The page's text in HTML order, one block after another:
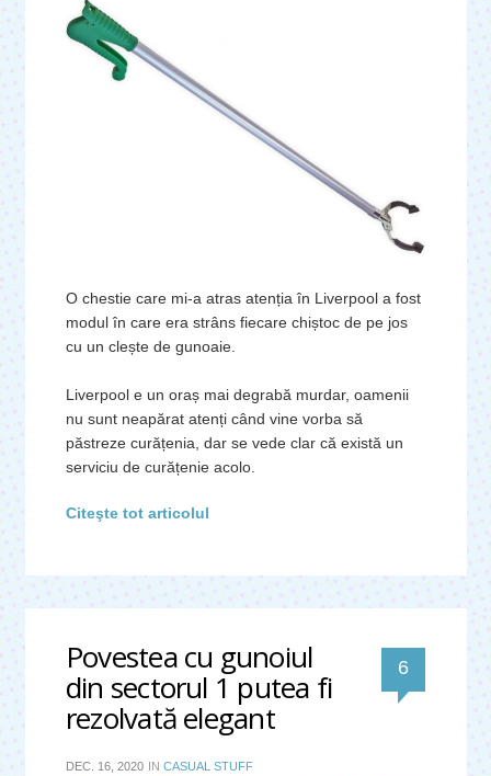
O chestie care mi-a atras atenția în Liverpool a fost
modul în care era strâns fiecare chiștoc de pe jos
cu un clește de gunoaie.
Liverpool e un oraș mai degrabă murdar, oamenii
nu sunt neapărat atenți când vine vorba să
păstreze curățenia, dar se vede clar că există un
serviciu de curățenie acolo.
Citeşte tot articolul
Povestea cu gunoiul
din sectorul 1 putea fi
rezolvată elegant
6
DEC. 16, 2020 IN CASUAL STUFF